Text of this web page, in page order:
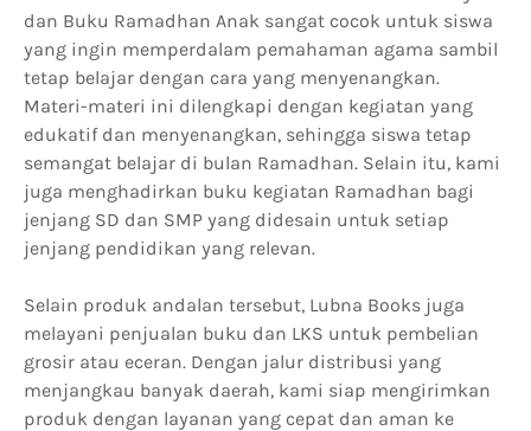
dan Buku Ramadhan Anak sangat cocok untuk siswa
yang ingin memperdalam pemahaman agama sambil
tetap belajar dengan cara yang menyenangkan.
Materi-materi ini dilengkapi dengan kegiatan yang
edukatif dan menyenangkan, sehingga siswa tetap
semangat belajar di bulan Ramadhan. Selain itu, kami
juga menghadirkan buku kegiatan Ramadhan bagi
jenjang SD dan SMP yang didesain untuk setiap
jenjang pendidikan yang relevan.
Selain produk andalan tersebut, Lubna Books juga
melayani penjualan buku dan LKS untuk pembelian
grosir atau eceran. Dengan jalur distribusi yang
menjangkau banyak daerah, kami siap mengirimkan
produk dengan layanan yang cepat dan aman ke